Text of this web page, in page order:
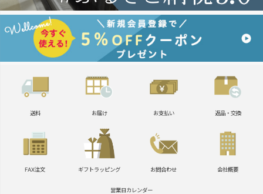
送料 お届け お支払い 返品・交換
FAX注文 ギフトラッピング お問合わせ 会社概要
営業日カレンダー